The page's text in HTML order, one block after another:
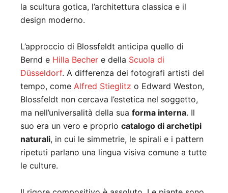
la scultura gotica, l’architettura classica e il
design moderno.
L’approccio di Blossfeldt anticipa quello di
Bernd e Hilla Becher e della Scuola di
Düsseldorf. A differenza dei fotografi artisti del
tempo, come Alfred Stieglitz o Edward Weston,
Blossfeldt non cercava l’estetica nel soggetto,
ma nell’universalità della sua forma interna. Il
suo era un vero e proprio catalogo di archetipi
naturali, in cui le simmetrie, le spirali e i pattern
ripetuti parlano una lingua visiva comune a tutte
le culture.